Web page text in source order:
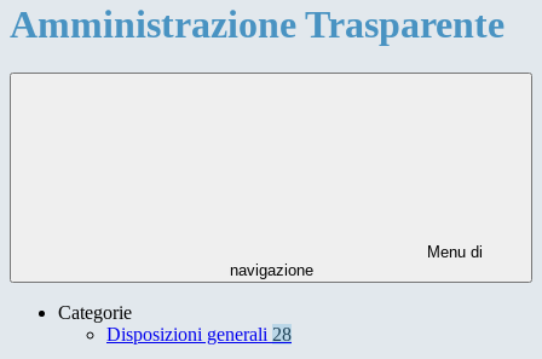
Amministrazione Trasparente
Menu di
navigazione
Categorie
Disposizioni generali 28